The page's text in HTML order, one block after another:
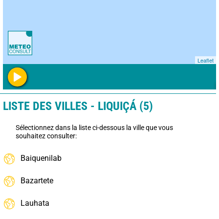
Leaflet
LISTE DES VILLES - LIQUIÇÁ (5)
Sélectionnez dans la liste ci-dessous la ville que vous
souhaitez consulter:
Baiquenilab
Bazartete
Lauhata